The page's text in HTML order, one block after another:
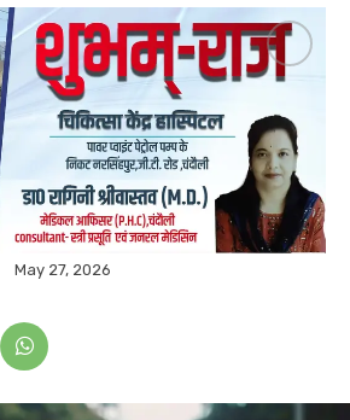
May 27, 2026